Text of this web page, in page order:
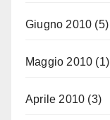
Giugno 2010 (5)
Maggio 2010 (1)
Aprile 2010 (3)